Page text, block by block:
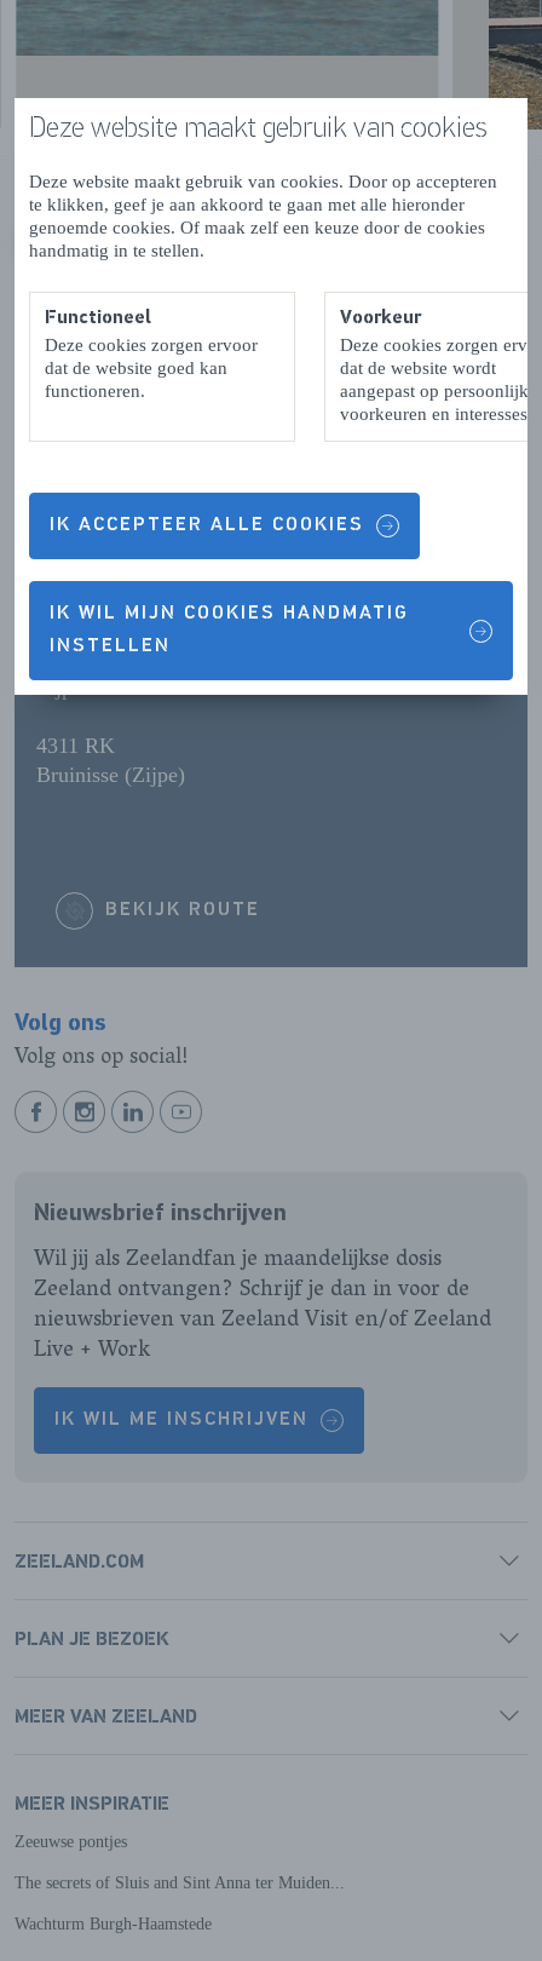
Deze website maakt gebruik van cookies
Deze website maakt gebruik van cookies. Door op accepteren
te klikken, geef je aan akkoord te gaan met alle hieronder
genoemde cookies. Of maak zelf een keuze door de cookies
handmatig in te stellen.
Functioneel
Deze cookies zorgen ervoor
dat de website goed kan
functioneren.
Voorkeur
Deze cookies zorgen
dat de website wordt
aangepast op persoonlijke
voorkeuren en interesses.
IK ACCEPTEER ALLE COOKIES
IK WIL MIJN COOKIES HANDMATIG
INSTELLEN
VORIGEVOLGENDE
Contactgegevens & Openingstijden
OPENINGSTIJDEN
CONTACTGEGEVENS
Zijpe
4311 RK
Bruinisse (Zijpe)
BEKIJK ROUTE
Volg ons
Volg ons op social!
BEKIJK
PAGINA
BEKIJK
PAGINA
BEKIJK
PAGINA
BEKIJK
PAGINA
Nieuwsbrief inschrijven
Wil jij als Zeelandfan je maandelijkse dosis
Zeeland ontvangen? Schrijf je dan in voor de
nieuwsbrieven van Zeeland Visit en/of Zeeland
Live + Work
IK WIL ME INSCHRIJVEN
ZEELAND.COM
PLAN JE BEZOEK
MEER VAN ZEELAND
MEER INSPIRATIE
Zeeuwse pontjes
The secrets of Sluis and Sint Anna ter Muiden...
Wachturm Burgh-Haamstede